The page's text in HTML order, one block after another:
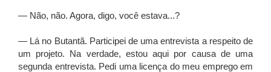
— Não, não. Agora, digo, você estava...?
— Lá no Butantã. Participei de uma entrevista a respeito de
um projeto. Na verdade, estou aqui por causa de uma
segunda entrevista. Pedi uma licença do meu emprego em